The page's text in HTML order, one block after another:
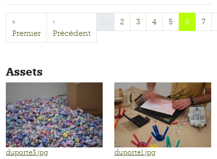
«
Premier
‹
Précédent
… 2 3 4 5 6 7
Assets
duporte3.jpg duporte1.jpg